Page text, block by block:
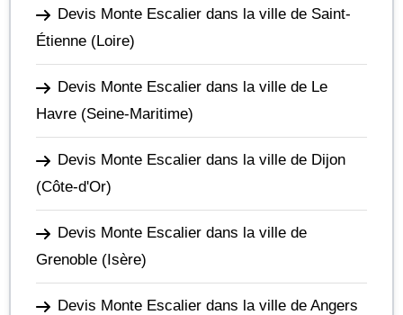
Devis Monte Escalier dans la ville de Saint-
Étienne (Loire)
Devis Monte Escalier dans la ville de Le
Havre (Seine-Maritime)
Devis Monte Escalier dans la ville de Dijon
(Côte-d'Or)
Devis Monte Escalier dans la ville de
Grenoble (Isère)
Devis Monte Escalier dans la ville de Angers